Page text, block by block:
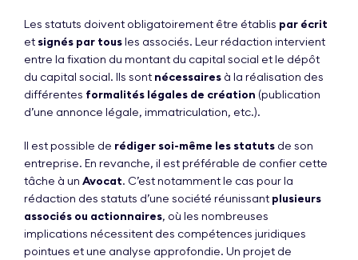
Les statuts doivent obligatoirement être établis par écrit
et signés par tousles associés. Leur rédaction intervient
entre la fixation du montant du capital social et le dépôt
du capital social. Ils sont nécessaires à la réalisation des
différentes formalités légales de création (publication
d’une annonce légale, immatriculation, etc.).
Il est possible de rédiger soi-même les statuts de son
entreprise. En revanche, il est préférable de confier cette
tâche à un Avocat. C’est notamment le cas pour la
rédaction des statuts d’une société réunissant plusieurs
associés ou actionnaires, où les nombreuses
implications nécessitent des compétences juridiques
pointues et une analyse approfondie. Un projet de